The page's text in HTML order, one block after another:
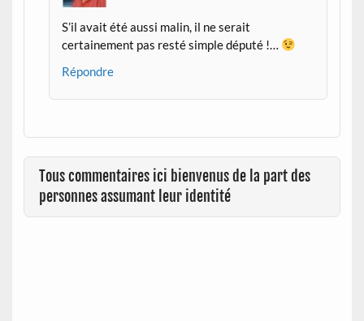
S’il avait été aussi malin, il ne serait
certainement pas resté simple député !…
Répondre
Tous commentaires ici bienvenus de la part des
personnes assumant leur identité